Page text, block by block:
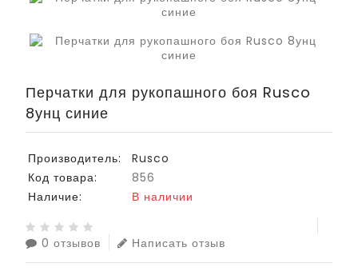
Перчатки для рукопашного боя Rusco
8унц синие
Производитель:
Rusco
Код товара:
856
Наличие:
В наличии
0 отзывов Написать отзыв